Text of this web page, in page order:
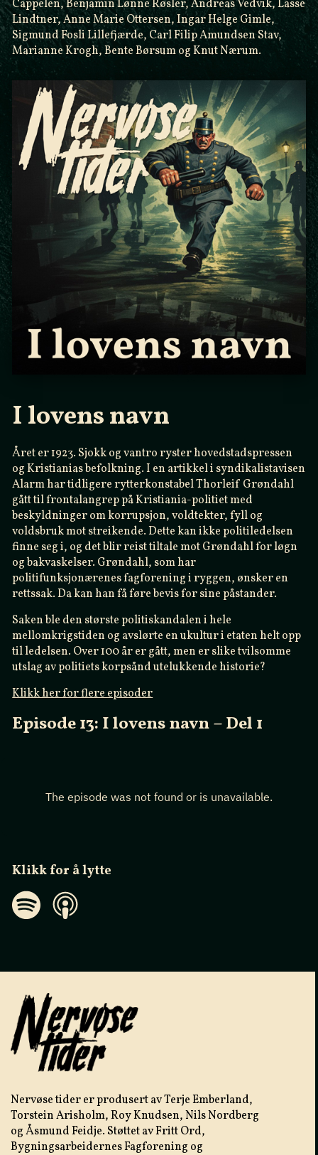
Cappelen, Benjamin Lønne Røsler, Andreas Vedvik, Lasse
Lindtner, Anne Marie Ottersen, Ingar Helge Gimle,
Sigmund Fosli Lillefjærde, Carl Filip Amundsen Stav,
Marianne Krogh, Bente Børsum og Knut Nærum.
I lovens navn
Året er 1923. Sjokk og vantro ryster hovedstadspressen
og Kristianias befolkning. I en artikkel i syndikalistavisen
Alarm har tidligere rytterkonstabel Thorleif Grøndahl
gått til frontalangrep på Kristiania-politiet med
beskyldninger om korrupsjon, voldtekter, fyll og
voldsbruk mot streikende. Dette kan ikke politiledelsen
finne seg i, og det blir reist tiltale mot Grøndahl for løgn
og bakvaskelser. Grøndahl, som har
politifunksjonærenes fagforening i ryggen, ønsker en
rettssak. Da kan han få føre bevis for sine påstander.
Saken ble den største politiskandalen i hele
mellomkrigstiden og avslørte en ukultur i etaten helt opp
til ledelsen. Over 100 år er gått, men er slike tvilsomme
utslag av politiets korpsånd utelukkende historie?
Klikk her for flere episoder
Episode 13: I lovens navn – Del 1
Klikk for å lytte
Nervøse tider er produsert av Terje Emberland,
Torstein Arisholm, Roy Knudsen, Nils Nordberg
og Åsmund Feidje. Støttet av Fritt Ord,
Bygningsarbeidernes Fagforening og